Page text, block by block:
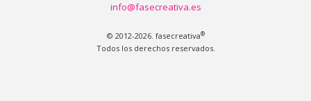
info@fasecreativa.es
© 2012-2026. fasecreativa®
Todos los derechos reservados.